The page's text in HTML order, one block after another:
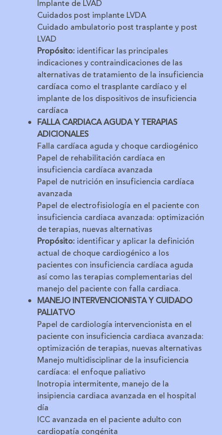
Implante de LVAD
Cuidados post implante LVDA
Cuidado ambulatorio post trasplante y post
LVAD
Propósito: identificar las principales
indicaciones y contraindicaciones de las
alternativas de tratamiento de la insuficiencia
cardíaca como el trasplante cardíaco y el
implante de los dispositivos de insuficiencia
cardíaca
FALLA CARDIACA AGUDA Y TERAPIAS
ADICIONALES
Falla cardíaca aguda y choque cardiogénico
Papel de rehabilitación cardíaca en
insuficiencia cardíaca avanzada
Papel de nutrición en insuficiencia cardíaca
avanzada
Papel de electrofisiología en el paciente con
insuficiencia cardiaca avanzada: optimización
de terapias, nuevas alternativas
Propósito: identificar y aplicar la definición
actual de choque cardiogénico a los
pacientes con insuficiencia cardíaca aguda
así como las terapias complementarias del
manejo del paciente con falla cardiaca.
MANEJO INTERVENCIONISTA Y CUIDADO
PALIATVO
Papel de cardiología intervencionista en el
paciente con insuficiencia cardiaca avanzada:
optimización de terapias, nuevas alternativas
Manejo multidisciplinar de la insuficiencia
cardíaca: el enfoque paliativo
Inotropia intermitente, manejo de la
insipiencia cardiaca avanzada en el hospital
día
ICC avanzada en el paciente adulto con
cardiopatía congénita